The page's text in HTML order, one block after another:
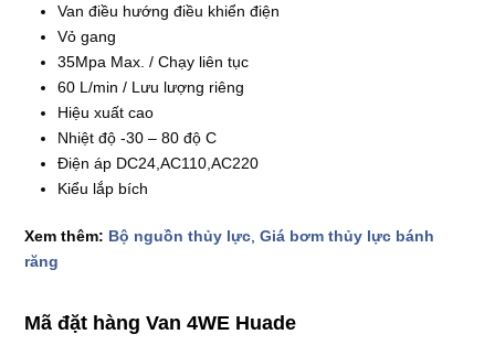
Van điều hướng điều khiển điện
Vỏ gang
35Mpa Max. / Chạy liên tục
60 L/min / Lưu lượng riêng
Hiệu xuất cao
Nhiệt độ -30 – 80 độ C
Điện áp DC24,AC110,AC220
Kiểu lắp bích
Xem thêm: Bộ nguồn thủy lực ,Giá bơm thủy lực bánh
răng
Mã đặt hàng Van 4WE Huade